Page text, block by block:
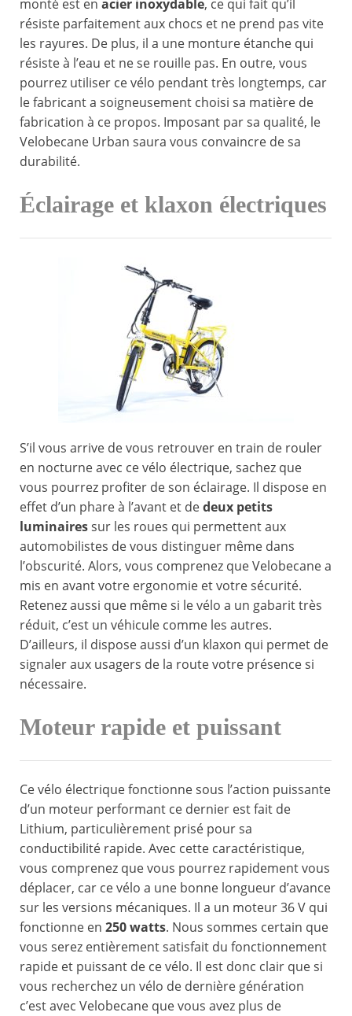
monté est en acier inoxydable, ce qui fait qu’il
résiste parfaitement aux chocs et ne prend pas vite
les rayures. De plus, il a une monture étanche qui
résiste à l’eau et ne se rouille pas. En outre, vous
pourrez utiliser ce vélo pendant très longtemps, car
le fabricant a soigneusement choisi sa matière de
fabrication à ce propos. Imposant par sa qualité, le
Velobecane Urban saura vous convaincre de sa
durabilité.
Éclairage et klaxon électriques
S’il vous arrive de vous retrouver en train de rouler
en nocturne avec ce vélo électrique, sachez que
vous pourrez profiter de son éclairage. Il dispose en
effet d’un phare à l’avant et dedeux petits
luminairessur les roues qui permettent aux
automobilistes de vous distinguer même dans
l’obscurité. Alors, vous comprenez que Velobecane a
mis en avant votre ergonomie et votre sécurité.
Retenez aussi que même si le vélo a un gabarit très
réduit, c’est un véhicule comme les autres.
D’ailleurs, il dispose aussi d’un klaxon qui permet de
signaler aux usagers de la route votre présence si
nécessaire.
Moteur rapide et puissant
Ce vélo électrique fonctionne sous l’action puissante
d’un moteur performant ce dernier est fait de
Lithium, particulièrement prisé pour sa
conductibilité rapide. Avec cette caractéristique,
vous comprenez que vous pourrez rapidement vous
déplacer, car ce vélo a une bonne longueur d’avance
sur les versions mécaniques. Il a un moteur 36 V qui
fonctionne en 250 watts. Nous sommes certain que
vous serez entièrement satisfait du fonctionnement
rapide et puissant de ce vélo. Il est donc clair que si
vous recherchez un vélo de dernière génération
c’est avec Velobecane que vous avez plus de